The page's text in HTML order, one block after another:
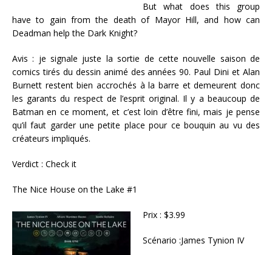
But what does this group
have to gain from the death of Mayor Hill, and how can
Deadman help the Dark Knight?
Avis : je signale juste la sortie de cette nouvelle saison de
comics tirés du dessin animé des années 90. Paul Dini et Alan
Burnett restent bien accrochés à la barre et demeurent donc
les garants du respect de l’esprit original. Il y a beaucoup de
Batman en ce moment, et c’est loin d’être fini, mais je pense
qu’il faut garder une petite place pour ce bouquin au vu des
créateurs impliqués.
Verdict : Check it
The Nice House on the Lake #1
Prix : $3.99
Scénario :James Tynion IV